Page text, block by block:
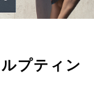
プティン